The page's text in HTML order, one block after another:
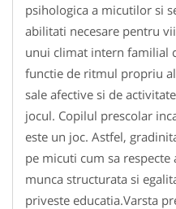
psihologica a micutilor si
abilitati necesare pentru
unui climat intern familial
functie de ritmul propriu
sale afective si de
jocul. Copilul prescolar
este un joc. Astfel,
pe micuti cum sa
munca structurata si
priveste educatia.Varsta